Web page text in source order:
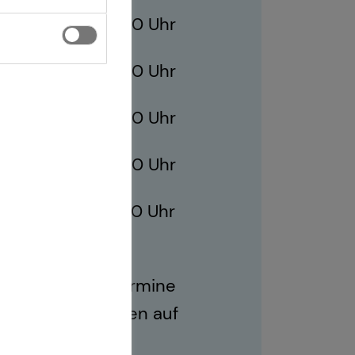
10:00 - 21:00 Uhr
10:00 - 21:00 Uhr
10:00 - 21:00 Uhr
10:00 - 21:00 Uhr
10:00 - 17:00 Uhr
sind auch Termine
Geschäftszeiten auf